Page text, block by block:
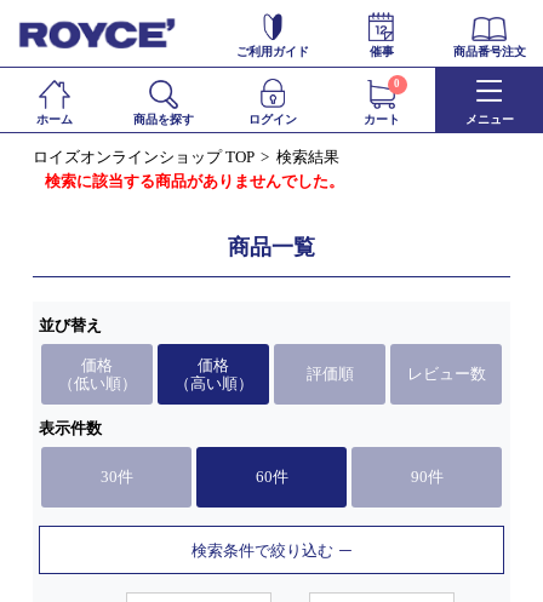
ご利用ガイド 催事 商品番号注文
ホーム 商品を探す ログイン カート
0
メニュー
ロイズオンラインショップ TOP
検索結果
検索に該当する商品がありませんでした。
商品一覧
並び替え
価格
（低い順）
価格
（高い順）
評価順 レビュー数
表示件数
30件 60件 90件
検索条件で絞り込む